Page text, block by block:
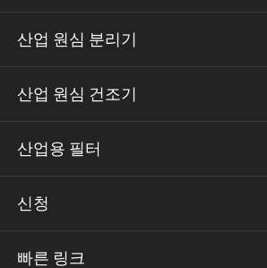
산업 원심 분리기
산업 원심 건조기
산업용 필터
신청
빠른 링크